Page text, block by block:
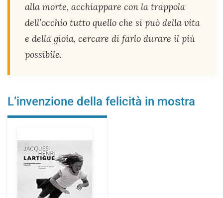
alla morte, acchiappare con la trappola
dell’occhio tutto quello che si può della vita
e della gioia, cercare di farlo durare il più
possibile.
L’invenzione della felicità in mostra